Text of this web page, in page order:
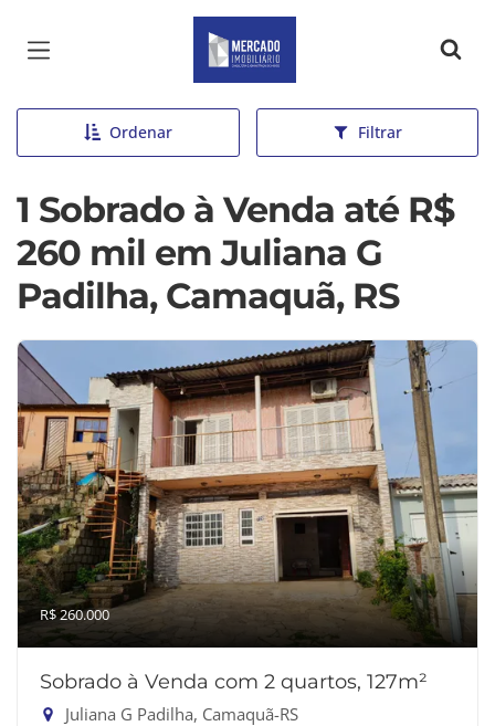
Página inicial
Ordenar Filtrar
1 Sobrado à Venda até R$
260 mil em Juliana G
Padilha, Camaquã, RS
R$ 260.000
Sobrado à Venda com 2 quartos, 127m²
Juliana G Padilha, Camaquã-RS